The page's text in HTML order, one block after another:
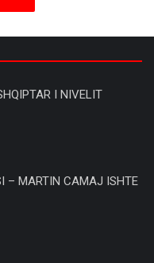
I NIVELIT
– MARTIN CAMAJ ISHTE